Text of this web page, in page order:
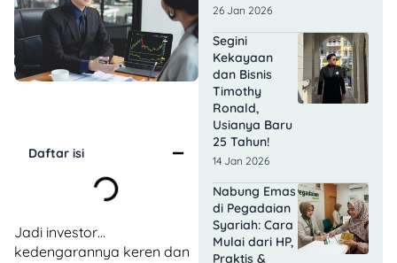
Daftar isi
Jadi investor…
kedengarannya keren dan
26 Jan 2026
Segini
Kekayaan
dan Bisnis
Timothy
Ronald,
Usianya Baru
25 Tahun!
14 Jan 2026
Nabung Emas
di Pegadaian
Syariah: Cara
Mulai dari HP,
Praktis &